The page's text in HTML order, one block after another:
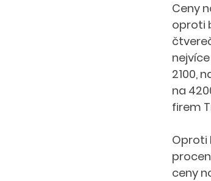
Ceny
oproti
2100,
na
firem
Oproti
ceny